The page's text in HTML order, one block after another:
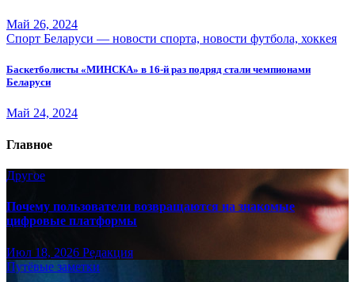
Май 26, 2024
Спорт Беларуси — новости спорта, новости футбола, хоккея
Баскетболисты «МИНСКА» в 16-й раз подряд стали чемпионами
Беларуси
Май 24, 2024
Главное
Другое
Почему пользователи возвращаются на знакомые
цифровые платформы
Июл 18, 2026 Редакция
Путёвые заметки